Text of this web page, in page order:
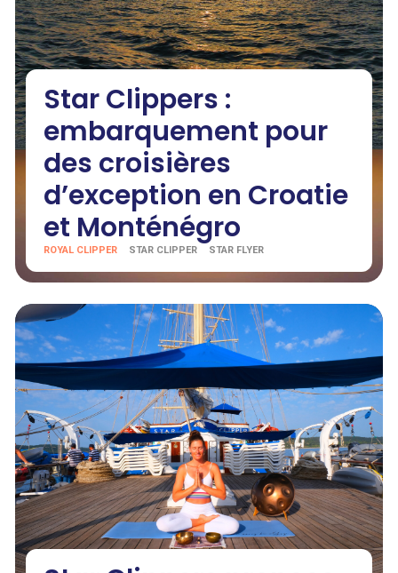
Star Clippers :
embarquement pour
des croisières
d’exception en Croatie
et Monténégro
ROYAL CLIPPER STAR CLIPPER STAR FLYER